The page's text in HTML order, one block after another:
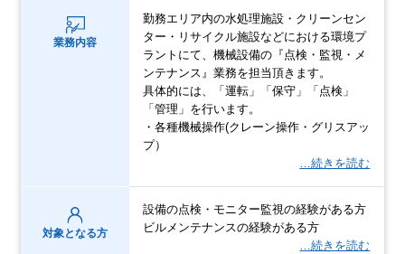
業務内容
勤務エリア内の水処理施設・クリーンセン
ター・リサイクル施設などにおける環境プ
ラントにて、機械設備の『点検・監視・メ
ンテナンス』業務を担当頂きます。
具体的には、「運転」「保守」「点検」
「管理」を行います。
・各種機械操作(クレーン操作・グリスアッ
プ）
…続きを読む
対象となる方
設備の点検・モニター監視の経験がある方
ビルメンテナンスの経験がある方
…続きを読む